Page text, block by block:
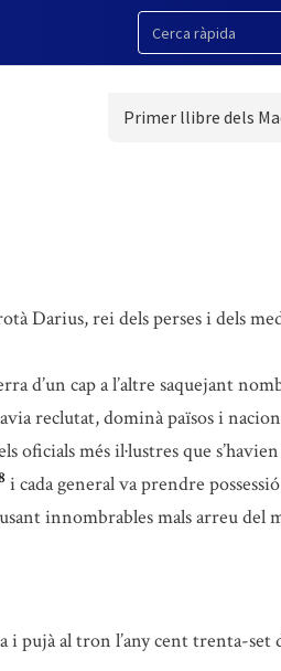
Primer llibre dels
Darius, rei dels perses i dels
d’un cap a l’altre saquejant
reclutat, dominà països i
oficials més il·lustres que
i cada general va prendre
innombrables mals arreu del
pujà al tron l’any cent trenta-set